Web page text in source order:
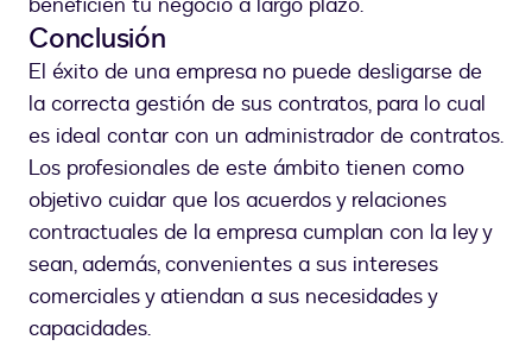
Conclusión
El éxito de una empresa no puede desligarse de
la correcta gestión de sus contratos, para lo cual
es ideal contar con un administrador de contratos.
Los profesionales de este ámbito tienen como
objetivo cuidar que los acuerdos y relaciones
contractuales de la empresa cumplan con la ley y
sean, además, convenientes a sus intereses
comerciales y atiendan a sus necesidades y
capacidades.